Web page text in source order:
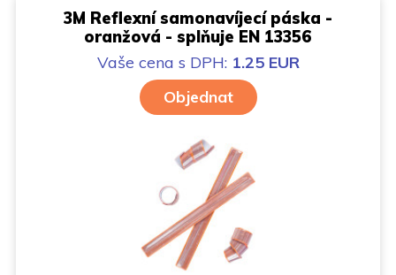
3M Reflexní samonavíjecí páska -
oranžová - splňuje EN 13356
Vaše cena s DPH: 1.25 EUR
Objednat